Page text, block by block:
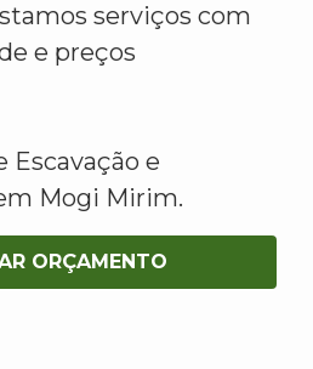
serviços com
e preços
Escavação e
Mogi Mirim.
ORÇAMENTO